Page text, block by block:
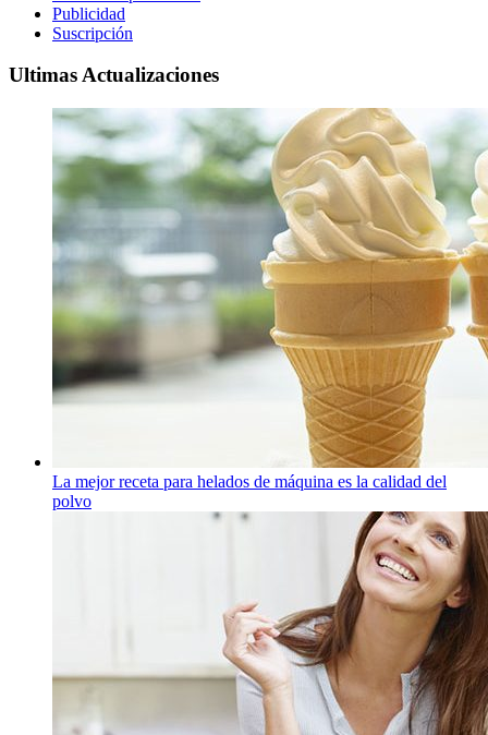
Publicidad
Suscripción
Ultimas Actualizaciones
La mejor receta para helados de máquina es la calidad del
polvo